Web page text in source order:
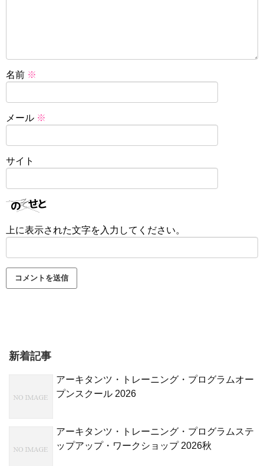
名前 ※
メール ※
サイト
上に表示された文字を入力してください。
新着記事
アーキタンツ・トレーニング・プログラムオー
プンスクール 2026
アーキタンツ・トレーニング・プログラムステ
ップアップ・ワークショップ 2026秋